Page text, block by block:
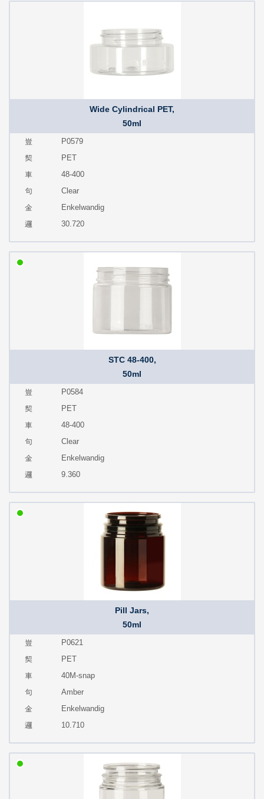
Wide Cylindrical PET,
50ml
P0579
PET
48-400
Clear
Enkelwandig
30.720
STC 48-400,
50ml
P0584
PET
48-400
Clear
Enkelwandig
9.360
Pill Jars,
50ml
P0621
PET
40M-snap
Amber
Enkelwandig
10.710